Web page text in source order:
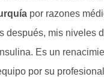
por razones
después, mis niveles
Es un
por su